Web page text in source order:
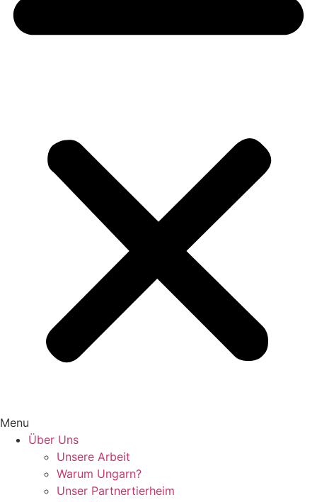
Menu
Über Uns
Unsere Arbeit
Warum Ungarn?
Unser Partnertierheim